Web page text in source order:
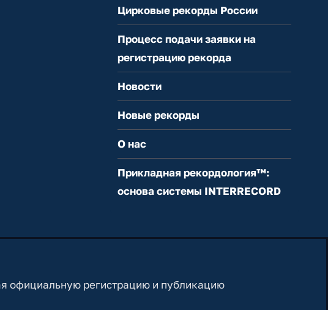
Цирковые рекорды России
Процесс подачи заявки на
регистрацию рекорда
Новости
Новые рекорды
О нас
Прикладная рекордология™:
основа системы INTERRECORD
официальную регистрацию и публикацию